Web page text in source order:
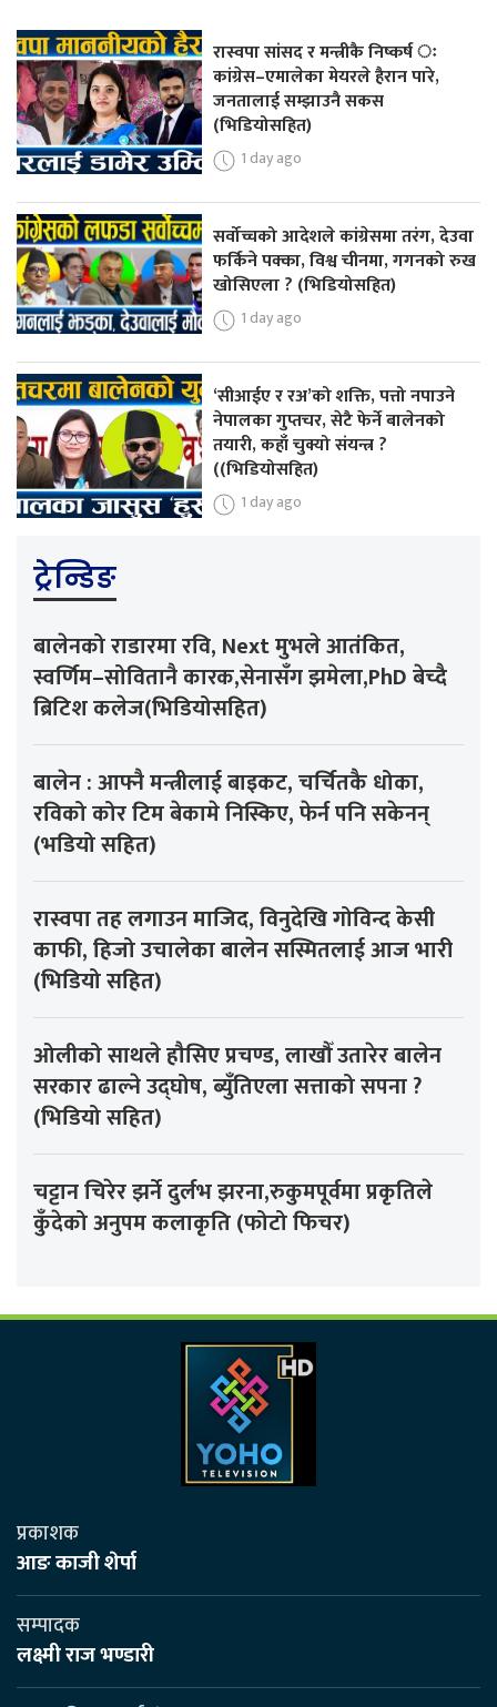
रास्वपा सांसद र मन्त्रीकै निष्कर्ष ः
कांग्रेस–एमालेका मेयरले हैरान पारे,
जनतालाई सम्झाउनै सकस
(भिडियोसहित)
1 day ago
सर्वोच्चको आदेशले कांग्रेसमा तरंग, देउवा
फर्किने पक्का, विश्व चीनमा, गगनको रुख
खोसिएला ? (भिडियोसहित)
1 day ago
‘सीआईए र रअ’को शक्ति, पत्तो नपाउने
नेपालका गुप्तचर, सेटै फेर्ने बालेनको
तयारी, कहाँ चुक्यो संयन्त्र ?
((भिडियोसहित)
1 day ago
ट्रेन्डिङ
बालेनको राडारमा रवि, Next मुभले आतंकित,
स्वर्णिम–सोवितानै कारक,सेनासँग झमेला,PhD बेच्दै
ब्रिटिश कलेज(भिडियोसहित)
बालेन : आफ्नै मन्त्रीलाई बाइकट, चर्चितकै धोका,
रविको कोर टिम बेकामे निस्किए, फेर्न पनि सकेनन्
(भडियो सहित)
रास्वपा तह लगाउन माजिद, विनुदेखि गोविन्द केसी
काफी, हिजो उचालेका बालेन सस्मितलाई आज भारी
(भिडियो सहित)
ओलीको साथले हौसिए प्रचण्ड, लाखौँ उतारेर बालेन
सरकार ढाल्ने उद्घोष, ब्युँतिएला सत्ताको सपना ?
(भिडियो सहित)
चट्टान चिरेर झर्ने दुर्लभ झरना,रुकुमपूर्वमा प्रकृतिले
कुँदेको अनुपम कलाकृति (फोटो फिचर)
प्रकाशक
आङ काजी शेर्पा
सम्पादक
लक्ष्मी राज भण्डारी